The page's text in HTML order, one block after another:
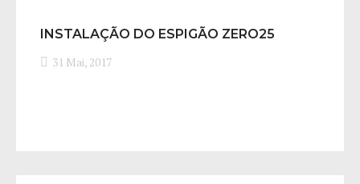
INSTALAÇÃO DO ESPIGÃO ZERO25
31 Mai, 2017